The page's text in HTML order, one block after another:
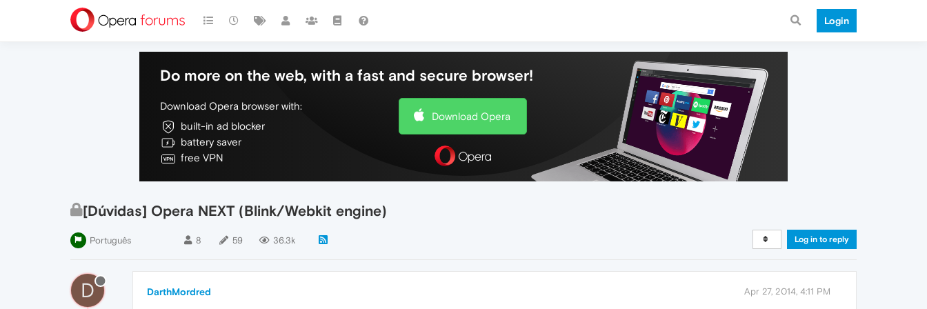
Login
Do more on the web, with a fast and secure browser!
Download Opera browser with:
built-in ad blocker
battery saver
free VPN
Download Opera
[Dúvidas] Opera NEXT (Blink/Webkit engine)
Português 8 59 36.3k Log in to reply
D DarthMordred Apr 27, 2014, 4:11 PM